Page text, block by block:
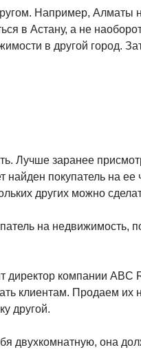
Например, Алматы
в Астану, а не
в другой город.
Лучше заранее
покупатель на
других можно
на недвижимость,
директор компании
клиентам. Продаем их
другой.
двухкомнатную, она